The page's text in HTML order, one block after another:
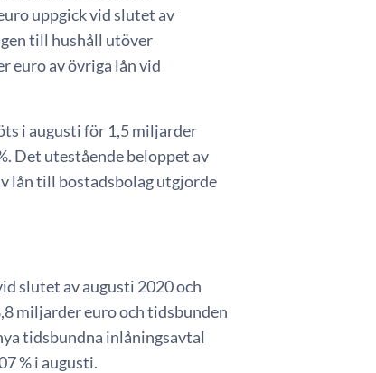
uppgick vid slutet av
till hushåll utöver
euro av övriga lån vid
i augusti för 1,5 miljarder
Det utestående beloppet av
lån till bostadsbolag utgjorde
slutet av augusti 2020 och
miljarder euro och tidsbunden
tidsbundna inlåningsavtal
% i augusti.